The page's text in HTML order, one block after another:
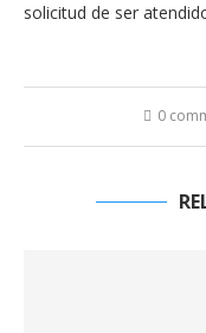
solicitud de ser
0